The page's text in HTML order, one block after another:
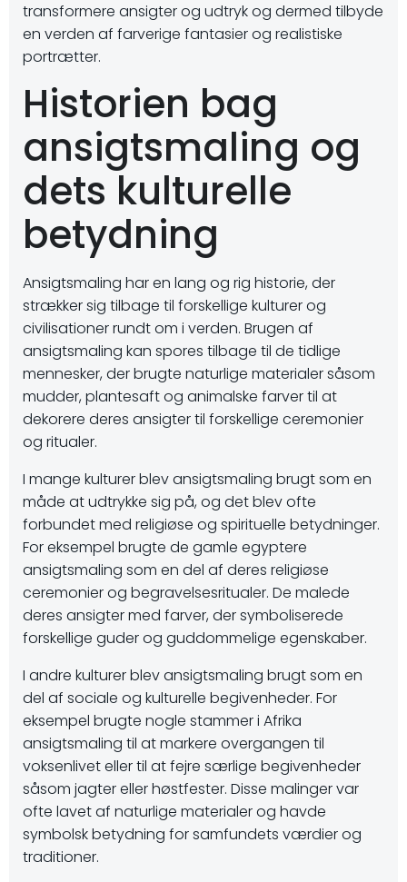
transformere ansigter og udtryk og dermed tilbyde
en verden af farverige fantasier og realistiske
portrætter.
Historien bag
ansigtsmaling og
dets kulturelle
betydning
Ansigtsmaling har en lang og rig historie, der
strækker sig tilbage til forskellige kulturer og
civilisationer rundt om i verden. Brugen af
ansigtsmaling kan spores tilbage til de tidlige
mennesker, der brugte naturlige materialer såsom
mudder, plantesaft og animalske farver til at
dekorere deres ansigter til forskellige ceremonier
og ritualer.
I mange kulturer blev ansigtsmaling brugt som en
måde at udtrykke sig på, og det blev ofte
forbundet med religiøse og spirituelle betydninger.
For eksempel brugte de gamle egyptere
ansigtsmaling som en del af deres religiøse
ceremonier og begravelsesritualer. De malede
deres ansigter med farver, der symboliserede
forskellige guder og guddommelige egenskaber.
I andre kulturer blev ansigtsmaling brugt som en
del af sociale og kulturelle begivenheder. For
eksempel brugte nogle stammer i Afrika
ansigtsmaling til at markere overgangen til
voksenlivet eller til at fejre særlige begivenheder
såsom jagter eller høstfester. Disse malinger var
ofte lavet af naturlige materialer og havde
symbolsk betydning for samfundets værdier og
traditioner.